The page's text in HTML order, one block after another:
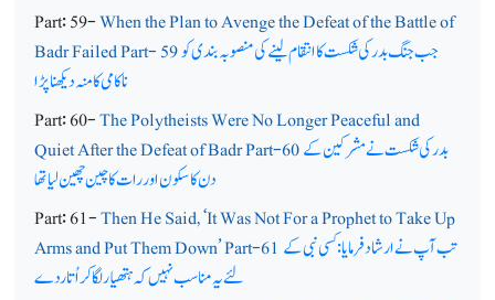
Part: 59-When the Plan to Avenge the Defeat of the Battle of
Badr Failed Part- 59جب جنگ بدر کی شکست کا انتقام لینے کی منصوبہ بندی کو
ناکامی کا منہ دیکھنا پڑا
Part: 60-The Polytheists Were No Longer Peaceful and
Quiet After the Defeat of Badr Part-60بدر کی شکست نے مشرکین کے
دن کا سکون اور رات کاچین چھین لیا تھا
Part: 61-Then He Said, ‘It Was Not For a Prophet to Take Up
Arms and Put Them Down’ Part-61 تب آپ نے ارشاد فرمایا: کسی نبی کے
لئے یہ مناسب نہیں کہ ہتھیار لگا کر اُتاردے